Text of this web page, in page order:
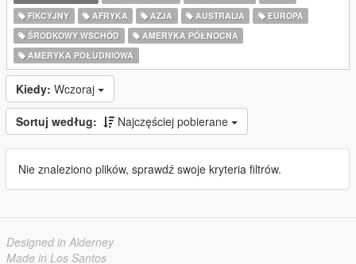
FIKCYJNY
AFRYKA AZJA AUSTRALIA
EUROPA
ŚRODKOWY WSCHÓD
AMERYKA PÓŁNOCNA
AMERYKA POŁUDNIOWA
Kiedy: Wczoraj
Sortuj według: Najczęściej pobierane
Nie znaleziono plików, sprawdź swoje kryteria filtrów.
Designed in Alderney
Made in Los Santos